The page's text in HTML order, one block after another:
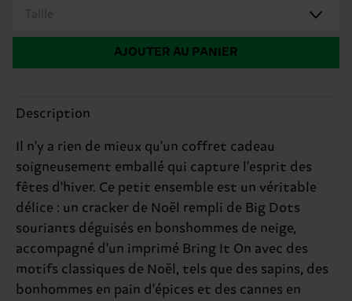
Taille
AJOUTER AU PANIER
Description
Il n'y a rien de mieux qu'un coffret cadeau
soigneusement emballé qui capture l'esprit des
fêtes d'hiver. Ce petit ensemble est un véritable
délice : un cracker de Noël rempli de Big Dots
souriants déguisés en bonshommes de neige,
accompagné d'un imprimé Bring It On avec des
motifs classiques de Noël, tels que des sapins, des
bonhommes en pain d'épices et des cannes en